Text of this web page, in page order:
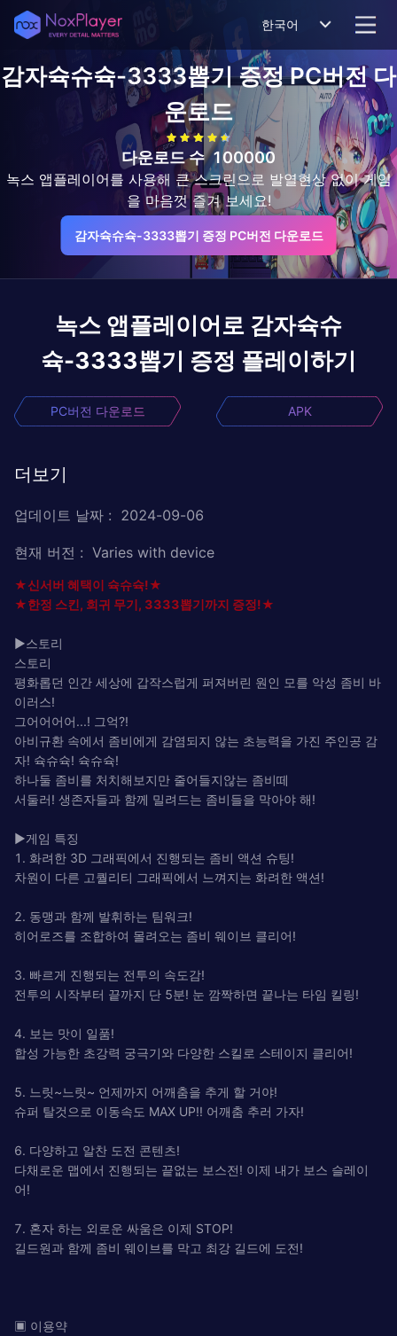
한국어
감자슉슈슉-3333뽑기 증정PC버전 다
운로드
다운로드 수 100000
녹스 앱플레이어를 사용해 큰 스크린으로 발열현상 없이 게임
을 마음껏 즐겨 보세요!
감자슉슈슉-3333뽑기 증정 PC버전 다운로드
녹스 앱플레이어로 감자슉슈
슉-3333뽑기 증정 플레이하기
PC버전 다운로드 APK
더보기
업데이트 날짜 : 2024-09-06
현재 버전 : Varies with device
★신서버 혜택이 슉슈슉!★
★한정 스킨, 희귀 무기, 3333뽑기까지 증정!★
▶스토리
스토리
평화롭던 인간 세상에 갑작스럽게 퍼져버린 원인 모를 악성 좀비 바
이러스!
그어어어어...! 그억?!
아비규환 속에서 좀비에게 감염되지 않는 초능력을 가진 주인공 감
자! 슉슈슉! 슉슈슉!
하나둘 좀비를 처치해보지만 줄어들지않는 좀비떼
서둘러! 생존자들과 함께 밀려드는 좀비들을 막아야 해!
▶게임 특징
1. 화려한 3D 그래픽에서 진행되는 좀비 액션 슈팅!
차원이 다른 고퀄리티 그래픽에서 느껴지는 화려한 액션!
2. 동맹과 함께 발휘하는 팀워크!
히어로즈를 조합하여 몰려오는 좀비 웨이브 클리어!
3. 빠르게 진행되는 전투의 속도감!
전투의 시작부터 끝까지 단 5분! 눈 깜짝하면 끝나는 타임 킬링!
4. 보는 맛이 일품!
합성 가능한 초강력 궁극기와 다양한 스킬로 스테이지 클리어!
5. 느릿~느릿~ 언제까지 어깨춤을 추게 할 거야!
슈퍼 탈것으로 이동속도 MAX UP!! 어깨춤 추러 가자!
6. 다양하고 알찬 도전 콘텐츠!
다채로운 맵에서 진행되는 끝없는 보스전! 이제 내가 보스 슬레이
어!
7. 혼자 하는 외로운 싸움은 이제 STOP!
길드원과 함께 좀비 웨이브를 막고 최강 길드에 도전!
▣ 이용약